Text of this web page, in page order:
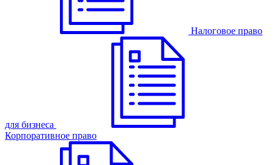
Налоговое право
для бизнеса
Корпоративное право